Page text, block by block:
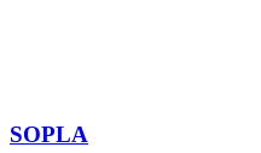
SOPLA